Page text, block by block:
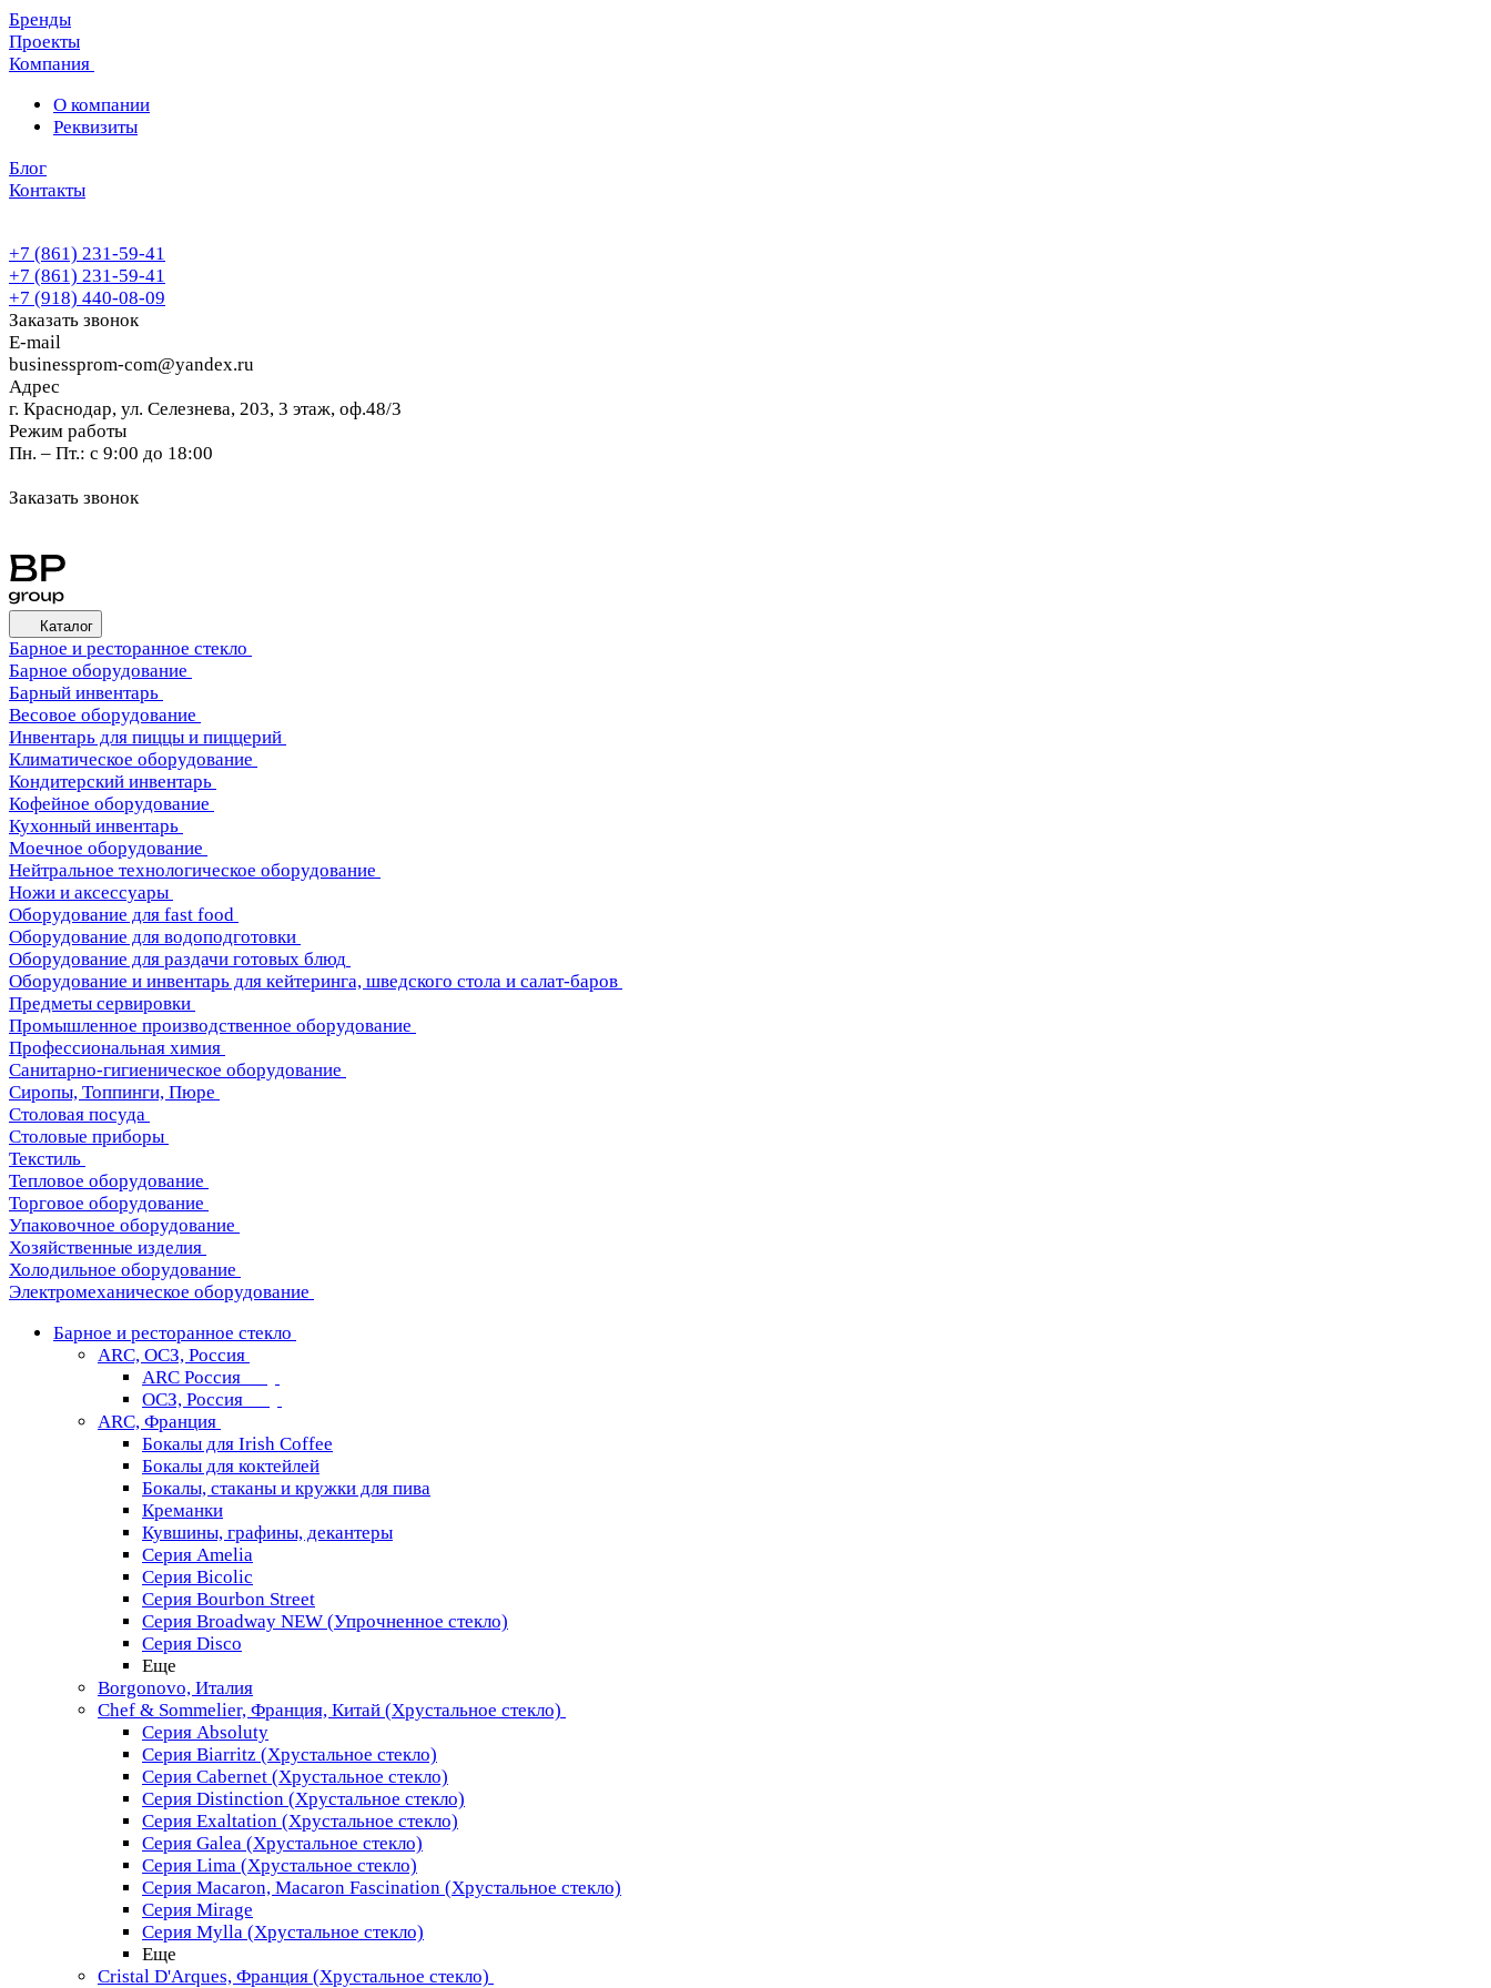
Бренды
Проекты
Компания
О компании
Реквизиты
Блог
Контакты
+7 (861) 231-59-41
+7 (861) 231-59-41
+7 (918) 440-08-09
Заказать звонок
E-mail
businessprom-com@yandex.ru
Адрес
г. Краснодар, ул. Селезнева, 203, 3 этаж, оф.48/3
Режим работы
Пн. – Пт.: с 9:00 до 18:00
Заказать звонок
Каталог
Барное и ресторанное стекло
Барное оборудование
Барный инвентарь
Весовое оборудование
Инвентарь для пиццы и пиццерий
Климатическое оборудование
Кондитерский инвентарь
Кофейное оборудование
Кухонный инвентарь
Моечное оборудование
Нейтральное технологическое оборудование
Ножи и аксессуары
Оборудование для fast food
Оборудование для водоподготовки
Оборудование для раздачи готовых блюд
Оборудование и инвентарь для кейтеринга, шведского стола и салат-баров
Предметы сервировки
Промышленное производственное оборудование
Профессиональная химия
Санитарно-гигиеническое оборудование
Сиропы, Топпинги, Пюре
Столовая посуда
Столовые приборы
Текстиль
Тепловое оборудование
Торговое оборудование
Упаковочное оборудование
Хозяйственные изделия
Холодильное оборудование
Электромеханическое оборудование
Барное и ресторанное стекло
ARC, ОСЗ, Россия
ARC Россия
ОСЗ, Россия
ARC, Франция
Бокалы для Irish Coffee
Бокалы для коктейлей
Бокалы, стаканы и кружки для пива
Креманки
Кувшины, графины, декантеры
Серия Amelia
Серия Bicolic
Серия Bourbon Street
Серия Broadway NEW (Упрочненное стекло)
Серия Disco
Еще
Borgonovo, Италия
Chef & Sommelier, Франция, Китай (Хрустальное стекло)
Серия Absoluty
Серия Biarritz (Хрустальное стекло)
Серия Cabernet (Хрустальное стекло)
Серия Distinction (Хрустальное стекло)
Серия Exaltation (Хрустальное стекло)
Серия Galea (Хрустальное стекло)
Серия Lima (Хрустальное стекло)
Серия Macaron, Macaron Fascination (Хрустальное стекло)
Серия Mirage
Серия Mylla (Хрустальное стекло)
Еще
Cristal D'Arques, Франция (Хрустальное стекло)